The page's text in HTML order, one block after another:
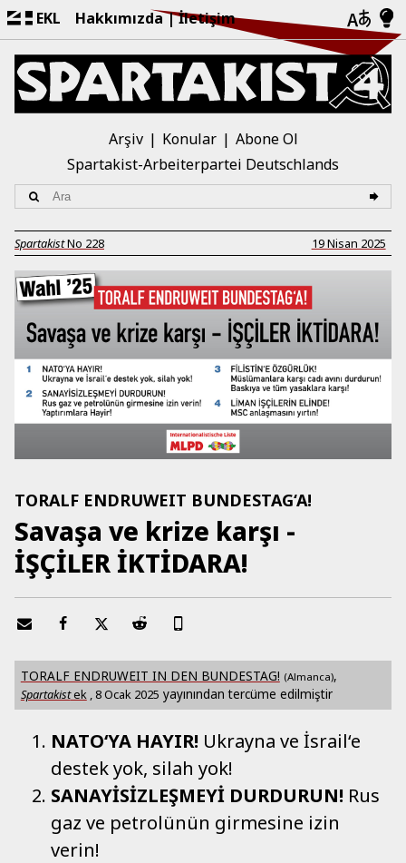
EKL Hakkımızda İletişim
Arşiv Konular
Abone Ol
Spartakist-Arbeiterpartei Deutschlands
SpartakistNo 228 19 Nisan 2025
TORALF ENDRUWEIT BUNDESTAG‘A!
Savaşa ve krize karşı -
İŞÇİLER İKTİDARA!
TORALF ENDRUWEIT IN DEN BUNDESTAG! (Almanca),
Spartakistek ,8 Ocak 2025 yayınından tercüme edilmiştir
NATO‘YA HAYIR! Ukrayna ve İsrail‘e
destek yok, silah yok!
SANAYİSİZLEŞMEYİ DURDURUN! Rus
gaz ve petrolünün girmesine izin
verin!